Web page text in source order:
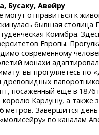
Бусаку, Авейру
отправиться к
бывшая столица
Коимбра.
Европы.
современному
монахи
вы прогуляетесь по
древовидных
посаженный еще в 1876
Карлушу, а также
метров. Завершится
по каналам